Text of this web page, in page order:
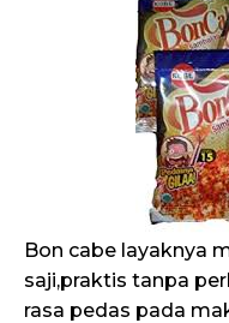
Bon cabe layaknya
saji,praktis tanpa
rasa pedas pada